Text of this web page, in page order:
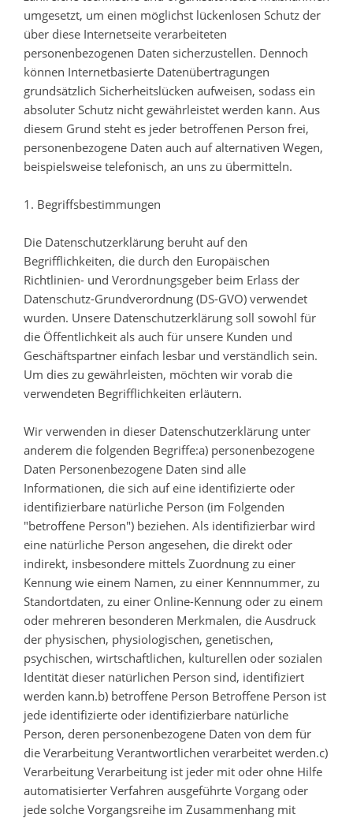
umgesetzt, um einen möglichst lückenlosen Schutz der
über diese Internetseite verarbeiteten
personenbezogenen Daten sicherzustellen. Dennoch
können Internetbasierte Datenübertragungen
grundsätzlich Sicherheitslücken aufweisen, sodass ein
absoluter Schutz nicht gewährleistet werden kann. Aus
diesem Grund steht es jeder betroffenen Person frei,
personenbezogene Daten auch auf alternativen Wegen,
beispielsweise telefonisch, an uns zu übermitteln.
1. Begriffsbestimmungen
Die Datenschutzerklärung beruht auf den
Begrifflichkeiten, die durch den Europäischen
Richtlinien- und Verordnungsgeber beim Erlass der
Datenschutz-Grundverordnung (DS-GVO) verwendet
wurden. Unsere Datenschutzerklärung soll sowohl für
die Öffentlichkeit als auch für unsere Kunden und
Geschäftspartner einfach lesbar und verständlich sein.
Um dies zu gewährleisten, möchten wir vorab die
verwendeten Begrifflichkeiten erläutern.
Wir verwenden in dieser Datenschutzerklärung unter
anderem die folgenden Begriffe:a) personenbezogene
Daten Personenbezogene Daten sind alle
Informationen, die sich auf eine identifizierte oder
identifizierbare natürliche Person (im Folgenden
"betroffene Person") beziehen. Als identifizierbar wird
eine natürliche Person angesehen, die direkt oder
indirekt, insbesondere mittels Zuordnung zu einer
Kennung wie einem Namen, zu einer Kennnummer, zu
Standortdaten, zu einer Online-Kennung oder zu einem
oder mehreren besonderen Merkmalen, die Ausdruck
der physischen, physiologischen, genetischen,
psychischen, wirtschaftlichen, kulturellen oder sozialen
Identität dieser natürlichen Person sind, identifiziert
werden kann.b) betroffene Person Betroffene Person ist
jede identifizierte oder identifizierbare natürliche
Person, deren personenbezogene Daten von dem für
die Verarbeitung Verantwortlichen verarbeitet werden.c)
Verarbeitung Verarbeitung ist jeder mit oder ohne Hilfe
automatisierter Verfahren ausgeführte Vorgang oder
jede solche Vorgangsreihe im Zusammenhang mit